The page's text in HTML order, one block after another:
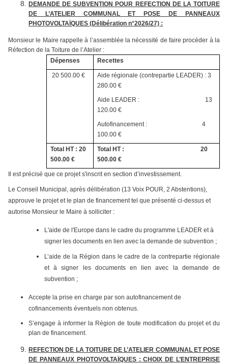
DEMANDE DE SUBVENTION POUR REFECTION DE LA TOITURE
DE L’ATELIER COMMUNAL ET POSE DE PANNEAUX
PHOTOVOLTAÏQUES (Délibération n°2026/27) :
Monsieur le Maire rappelle à l’assemblée la nécessité de faire procéder à la
Réfection de la Toiture de l’Atelier :
Dépenses
Recettes
20 500.00 €
Aide régionale (contrepartie LEADER) : 3
280.00 €
Aide LEADER : 13
120.00 €
Autofinancement : 4
100.00 €
Total HT : 20
500.00 €
Total HT : 20
500.00 €
Il est précisé que ce projet s'inscrit en section d’investissement.
Le Conseil Municipal, après délibération (13 Voix POUR, 2 Abstentions),
approuve le projet et le plan de financement tel que présenté ci-dessus et
autorise Monsieur le Maire à solliciter :
L'aide de l'Europe dans le cadre du programme LEADER et à
signer les documents en lien avec la demande de subvention ;
L’aide de la Région dans le cadre de la contrepartie régionale
et à signer les documents en lien avec la demande de
subvention ;
Accepte la prise en charge par son autofinancement de
cofinancements éventuels non obtenus.
S’engage à informer la Région de toute modification du projet et du
plan de financement.
REFECTION DE LA TOITURE DE L’ATELIER COMMUNAL ET POSE
DE PANNEAUX PHOTOVOLTAÏQUES : CHOIX DE L’ENTREPRISE